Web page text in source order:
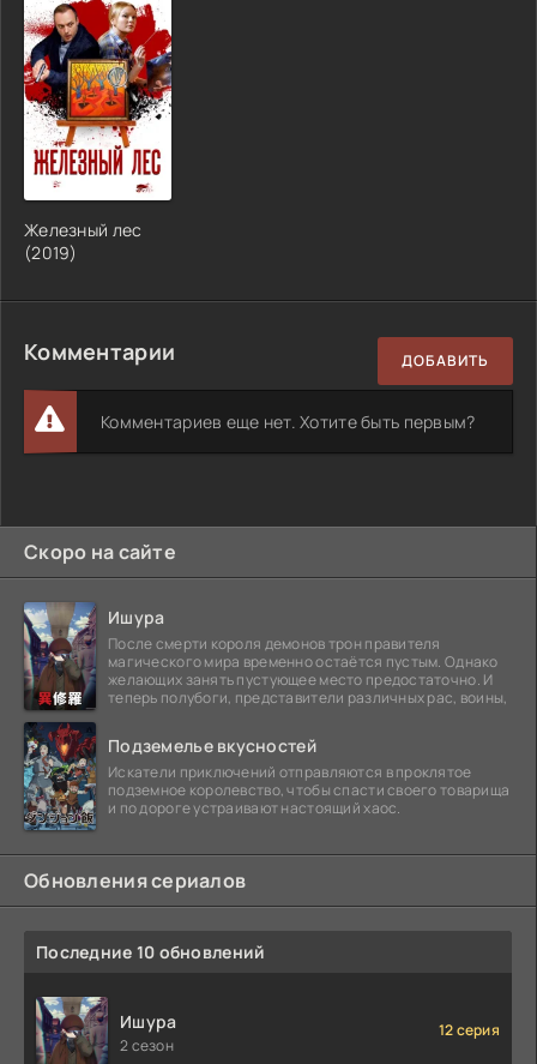
Железный лес
(2019)
Комментарии ДОБАВИТЬ
Комментариев еще нет. Хотите быть первым?
Скоро на сайте
Ишура
После смерти короля демонов трон правителя
магического мира временно остаётся пустым. Однако
желающих занять пустующее место предостаточно. И
теперь полубоги, представители различных рас, воины,
Подземелье вкусностей
Искатели приключений отправляются в проклятое
подземное королевство, чтобы спасти своего товарища
и по дороге устраивают настоящий хаос.
Обновления сериалов
Последние 10 обновлений
Ишура
2 сезон
12 серия